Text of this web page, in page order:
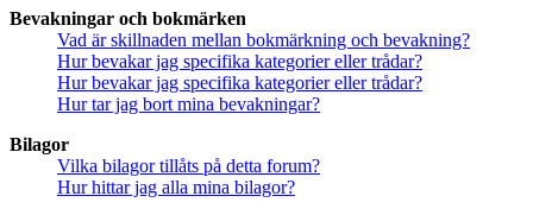
Bevakningar och bokmärken
Vad är skillnaden mellan bokmärkning och bevakning?
Hur bevakar jag specifika kategorier eller trådar?
Hur bevakar jag specifika kategorier eller trådar?
Hur tar jag bort mina bevakningar?
Bilagor
Vilka bilagor tillåts på detta forum?
Hur hittar jag alla mina bilagor?